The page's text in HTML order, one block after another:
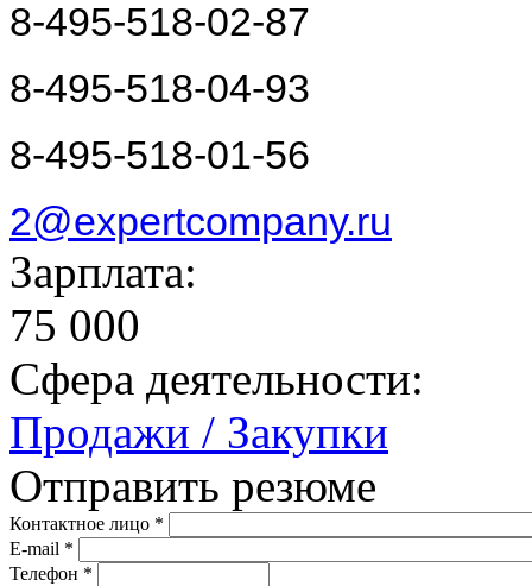
8-495-518-02-87
8-495-518-04-93
8-495-518-01-56
2@expertcompany.ru
Зарплата:
75 000
Сфера деятельности:
Продажи / Закупки
Отправить резюме
Контактное лицо *
E-mail *
Телефон *